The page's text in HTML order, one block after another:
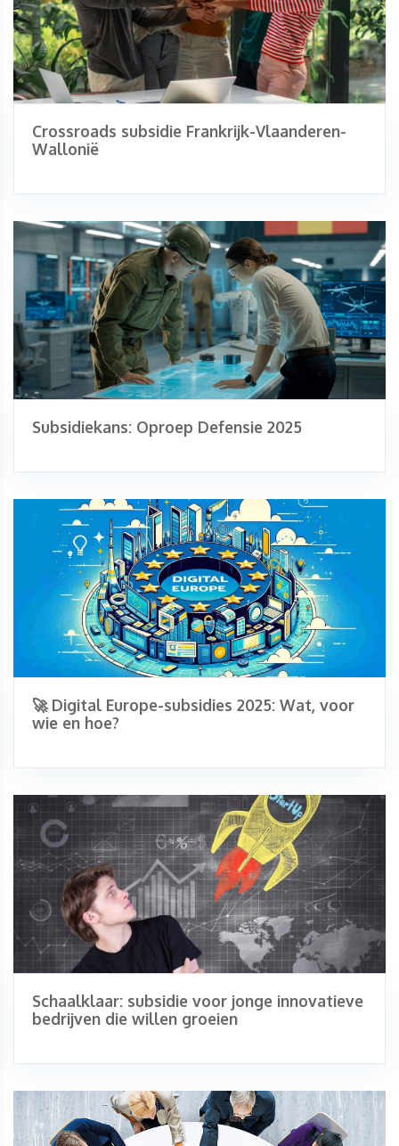
Crossroads subsidie Frankrijk-Vlaanderen-
Wallonië
Subsidiekans: Oproep Defensie 2025
🚀 Digital Europe-subsidies 2025: Wat, voor
wie en hoe?
Schaalklaar: subsidie voor jonge innovatieve
bedrijven die willen groeien